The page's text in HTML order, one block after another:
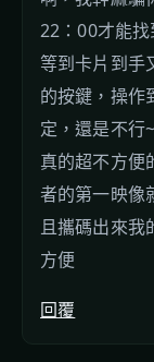
22：00才能找
等到卡片到手
的按鍵，操作
定，還是不行~
真的超不方便
者的第一映像
且攜碼出來我
方便
回覆